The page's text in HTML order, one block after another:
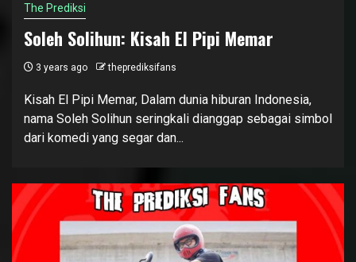
The Prediksi
Soleh Solihun: Kisah El Pipi Memar
3 years ago theprediksifans
Kisah El Pipi Memar, Dalam dunia hiburan Indonesia,
nama Soleh Solihun seringkali dianggap sebagai simbol
dari komedi yang segar dan...